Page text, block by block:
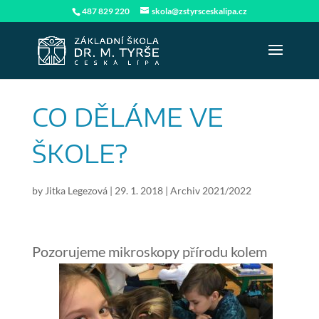
487 829 220 skola@zstyrsceskalipa.cz
CO DĚLÁME VE
ŠKOLE?
by Jitka Legezová| 29. 1. 2018| Archiv 2021/2022
Pozorujeme mikroskopy přírodu kolem